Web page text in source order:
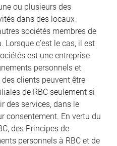
ou plusieurs des
dans des locaux
sociétés membres de
Lorsque c’est le cas, il est
est une entreprise
personnels et
clients peuvent être
de RBC seulement si
des services, dans le
consentement. En vertu du
des Principes de
personnels à RBC et de